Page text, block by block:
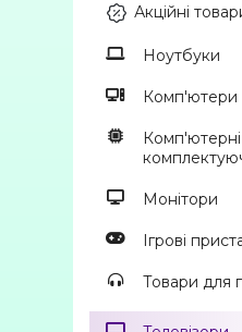
Акційні
Ноутбуки
Комп'ютери
Комп'ютерні
Монітори
Ігрові
Товари для